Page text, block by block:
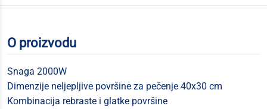
O proizvodu
Snaga 2000W
Dimenzije neljepljive površine za pečenje 40x30 cm
Kombinacija rebraste i glatke površine